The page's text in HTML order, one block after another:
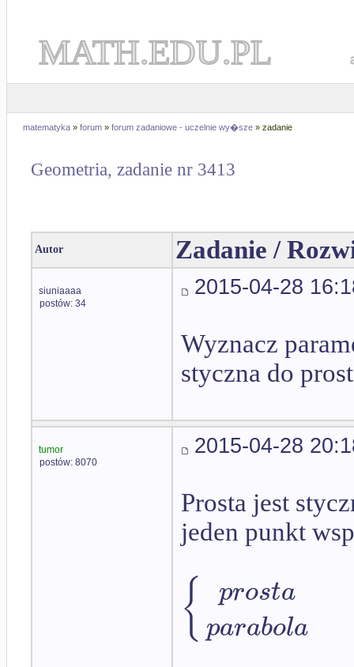
MATH.EDU.PL
matematyka » forum » forum zadaniowe - uczelnie wy�sze » zadanie
Geometria, zadanie nr 3413
Autor Zadanie /
siuniaaaa
postów: 34
2015-04-28
Wyznacz
styczna do
tumor
postów: 8070
2015-04-28
Prosta jest
jeden punkt
{ prosta
parabola